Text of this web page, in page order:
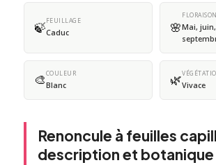
🍃FEUILLAGE
Caduc 🌸
FLORAISON
Mai,
🎨COULEUR
Blanc 🌿Vivace
Renoncule à feuilles
description et botanique